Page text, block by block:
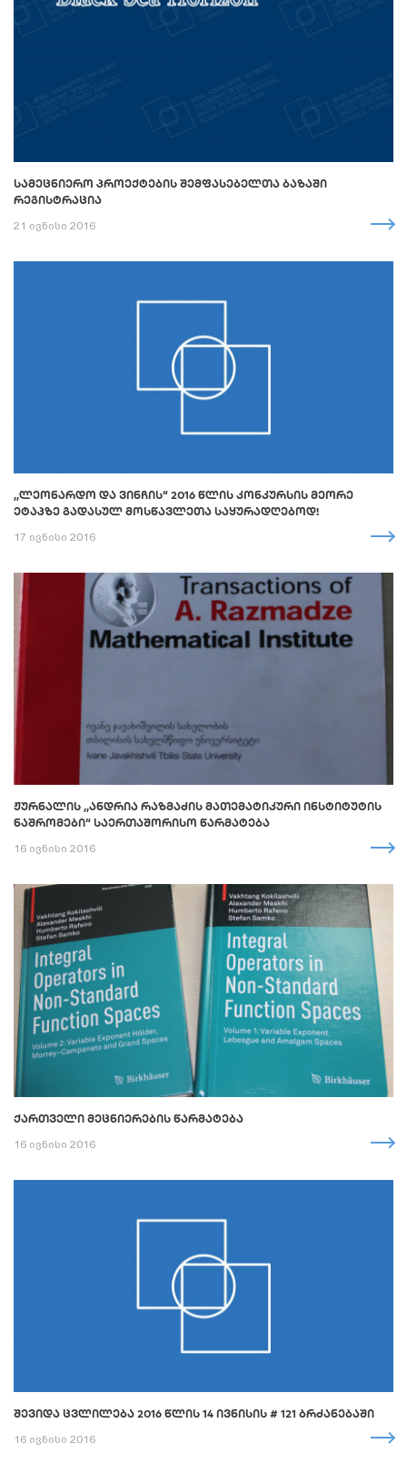
ᲡᲐᲛᲔᲪᲜᲘᲔᲠᲝ ᲞᲠᲝᲔᲥᲢᲔᲑᲘᲡ ᲨᲔᲛᲤᲐᲡᲔᲑᲔᲚᲗᲐ ᲑᲐᲖᲐᲨᲘ
ᲠᲔᲒᲘᲡᲢᲠᲐᲪᲘᲐ
21 ივნისი 2016
,,ᲚᲔᲝᲜᲐᲠᲓᲝ ᲓᲐ ᲕᲘᲜᲩᲘᲡ“ 2016 ᲬᲚᲘᲡ ᲙᲝᲜᲙᲣᲠᲡᲘᲡ ᲛᲔᲝᲠᲔ
ᲔᲢᲐᲞᲖᲔ ᲒᲐᲓᲐᲡᲣᲚ ᲛᲝᲡᲬᲐᲕᲚᲔᲗᲐ ᲡᲐᲧᲣᲠᲐᲓᲦᲔᲑᲝᲓ!
17 ივნისი 2016
ᲟᲣᲠᲜᲐᲚᲘᲡ ,,ᲐᲜᲓᲠᲘᲐ ᲠᲐᲖᲛᲐᲫᲘᲡ ᲛᲐᲗᲔᲛᲐᲢᲘᲙᲣᲠᲘ ᲘᲜᲡᲢᲘᲢᲣᲢᲘᲡ
ᲜᲐᲨᲠᲝᲛᲔᲑᲘ“ ᲡᲐᲔᲠᲗᲐᲨᲝᲠᲘᲡᲝ ᲬᲐᲠᲛᲐᲢᲔᲑᲐ
16 ივნისი 2016
ᲥᲐᲠᲗᲕᲔᲚᲘ ᲛᲔᲪᲜᲘᲔᲠᲔᲑᲘᲡ ᲬᲐᲠᲛᲐᲢᲔᲑᲐ
16 ივნისი 2016
ᲨᲔᲕᲘᲓᲐ ᲪᲕᲚᲘᲚᲔᲑᲐ 2016 ᲬᲚᲘᲡ 14 ᲘᲕᲜᲘᲡᲘᲡ # 121 ᲑᲠᲫᲐᲜᲔᲑᲐᲨᲘ
16 ივნისი 2016